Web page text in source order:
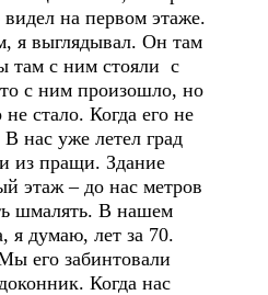
на первом этаже.
я выглядывал. Он там
там с ним стояли с
с ним произошло, но
стало. Когда его не
нас уже летел град
из пращи. Здание
этаж – до нас метров
шмалять. В нашем
я думаю, лет за 70.
его забинтовали
Когда нас